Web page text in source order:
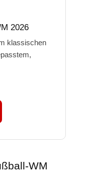
2026
klassischen
WM